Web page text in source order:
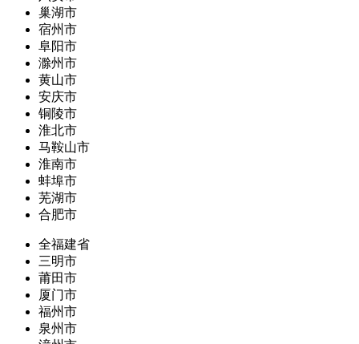
巢湖市
宿州市
阜阳市
滁州市
黄山市
安庆市
铜陵市
淮北市
马鞍山市
淮南市
蚌埠市
芜湖市
合肥市
全福建省
三明市
莆田市
厦门市
福州市
泉州市